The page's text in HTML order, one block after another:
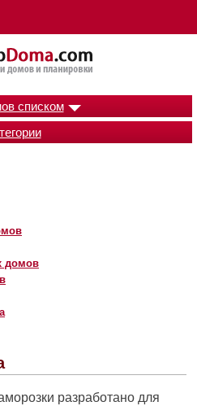
списком
домов
разработано для